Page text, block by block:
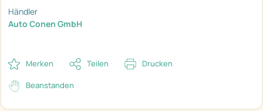
Händler
Auto Conen GmbH
Merken Teilen Drucken
Beanstanden